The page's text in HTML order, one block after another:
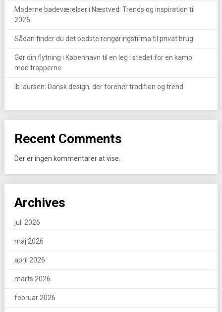
Moderne badeværelser i Næstved: Trends og inspiration til
2026
Sådan finder du det bedste rengøringsfirma til privat brug
Gør din flytning i København til en leg i stedet for en kamp
mod trapperne
Ib laursen: Dansk design, der forener tradition og trend
Recent Comments
Der er ingen kommentarer at vise.
Archives
juli 2026
maj 2026
april 2026
marts 2026
februar 2026